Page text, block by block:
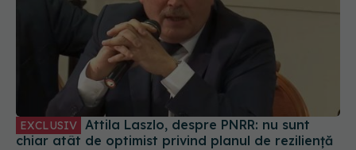
EXCLUSIV
chiar atât de optimist privind planul de reziliență